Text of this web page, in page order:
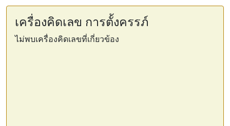
เครื่องคิดเลข การตั้งครรภ์
ไม่พบเครื่องคิดเลขที่เกี่ยวข้อง